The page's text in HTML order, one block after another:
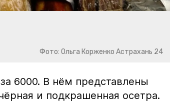
Фото: Ольга Корженко Астрахань 24
6000. В нём представлены
и подкрашенная осетра.